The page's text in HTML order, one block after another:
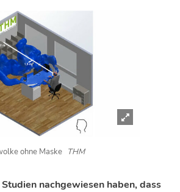
ohne Maske THM
nachgewiesen haben, dass